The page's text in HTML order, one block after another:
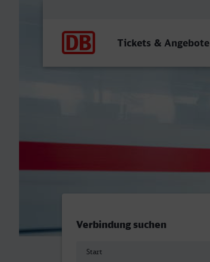
Tickets & Angebote
Verbindung suchen
Start